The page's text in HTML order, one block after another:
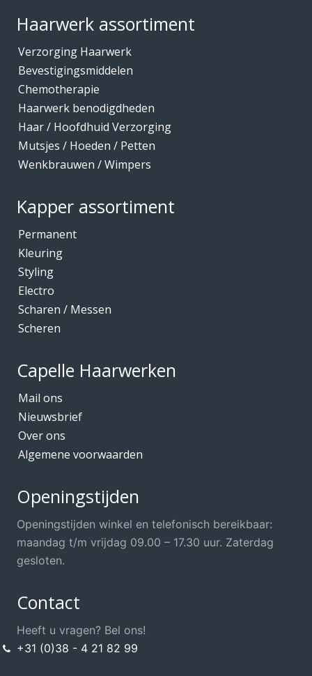
Haarwerk assortiment
Verzorging Haarwerk
Bevestigingsmiddelen
Chemotherapie
Haarwerk benodigdheden
Haar / Hoofdhuid Verzorging
Mutsjes / Hoeden / Petten
Wenkbrauwen / Wimpers
Kapper assortiment
Permanent
Kleuring
Styling
Electro
Scharen / Messen
Scheren
Capelle Haarwerken
Mail ons
Nieuwsbrief
Over ons
Algemene voorwaarden
Openingstijden
Openingstijden winkel en telefonisch bereikbaar:
maandag t/m vrijdag 09.00 – 17.30 uur. Zaterdag
gesloten.
Contact
Heeft u vragen? Bel ons!
+31 (0)38 - 4 21 82 99